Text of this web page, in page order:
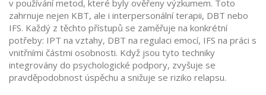
v používání metod, které byly ověřeny výzkumem. Toto
zahrnuje nejen KBT, ale i interpersonální terapii, DBT nebo
IFS. Každý z těchto přístupů se zaměřuje na konkrétní
potřeby: IPT na vztahy, DBT na regulaci emocí, IFS na práci s
vnitřními částmi osobnosti. Když jsou tyto techniky
integrovány do psychologické podpory, zvyšuje se
pravděpodobnost úspěchu a snižuje se riziko relapsu.